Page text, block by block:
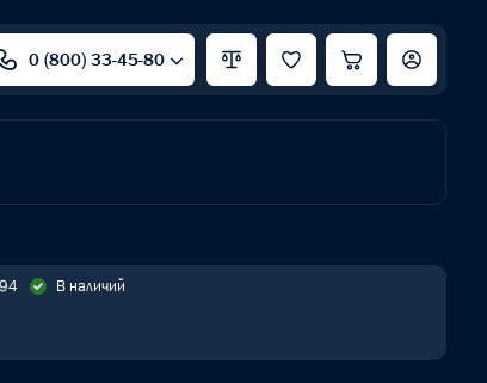
0 (800) 33-45-80
В наличий